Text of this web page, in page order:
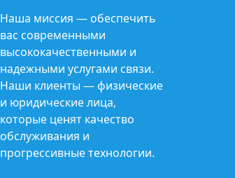
Наша миссия — обеспечить
вас современными
высококачественными и
надежными услугами связи.
Наши клиенты — физические
и юридические лица,
которые ценят качество
обслуживания и
прогрессивные технологии.